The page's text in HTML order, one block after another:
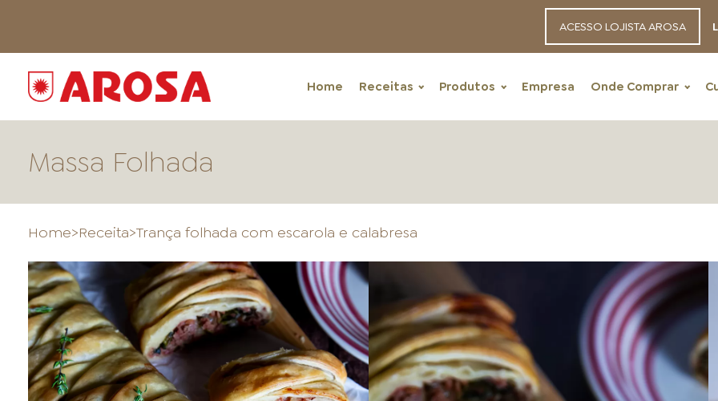
ACESSO LOJISTA AROSA
Home Receitas Produtos Empresa Onde Comprar
HOME
ONDE COMPRAR LOJAS AROSA
Massa Folhada
Home>Receita>Trança folhada com escarola e calabresa